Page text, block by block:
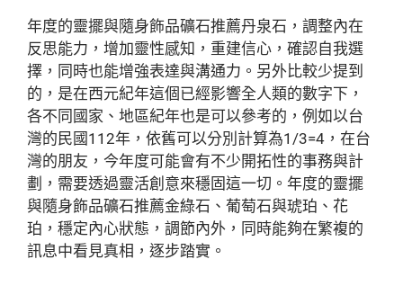
年度的靈擺與隨身飾品礦石推薦丹泉石，調整內在
反思能力，增加靈性感知，重建信心，確認自我選
擇，同時也能增強表達與溝通力。另外比較少提到
的，是在西元紀年這個已經影響全人類的數字下，
各不同國家、地區紀年也是可以參考的，例如以台
灣的民國112年，依舊可以分別計算為1/3=4，在台
灣的朋友，今年度可能會有不少開拓性的事務與計
劃，需要透過靈活創意來穩固這一切。年度的靈擺
與隨身飾品礦石推薦金綠石、葡萄石與琥珀、花
珀，穩定內心狀態，調節內外，同時能夠在繁複的
訊息中看見真相，逐步踏實。